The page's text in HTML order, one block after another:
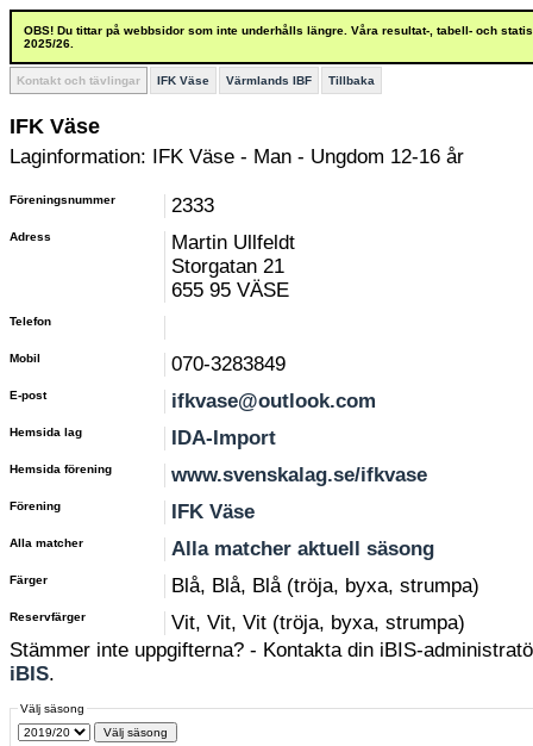
OBS! Du tittar på webbsidor som inte underhålls längre. Våra resultat-, tabell- och
2025/26.
Kontakt och tävlingar IFK Väse Värmlands IBF Tillbaka
IFK Väse
Laginformation: IFK Väse - Man - Ungdom 12-16 år
Föreningsnummer 2333
Adress
Martin Ullfeldt
Storgatan 21
655 95 VÄSE
Telefon
Mobil 070-3283849
E-post ifkvase@outlook.com
Hemsida lag IDA-Import
Hemsida förening www.svenskalag.se/ifkvase
Förening IFK Väse
Alla matcher Alla matcher aktuell säsong
Färger Blå, Blå, Blå (tröja, byxa, strumpa)
Reservfärger
Vit, Vit, Vit (tröja, byxa, strumpa)
Stämmer inte uppgifterna? - Kontakta din iBIS-
iBIS.
Välj säsong